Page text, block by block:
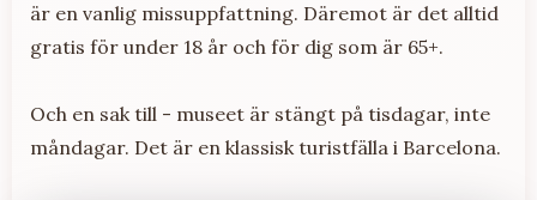
är en vanlig missuppfattning. Däremot är det alltid
gratis för under 18 år och för dig som är 65+.
Och en sak till - museet är stängt på tisdagar, inte
måndagar. Det är en klassisk turistfälla i Barcelona.